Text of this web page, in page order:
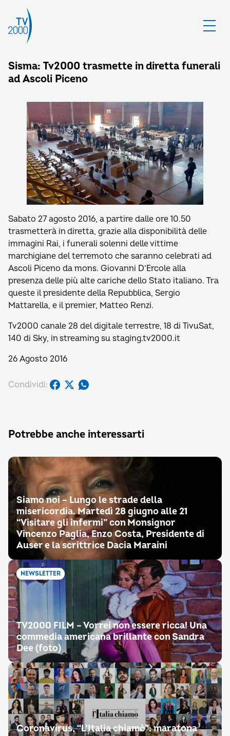
Sisma: Tv2000 trasmette in diretta funerali
ad Ascoli Piceno
Sabato 27 agosto 2016, a partire dalle ore 10.50
trasmetterà in diretta, grazie alla disponibilità delle
immagini Rai, i funerali solenni delle vittime
marchigiane del terremoto che saranno celebrati ad
Ascoli Piceno da mons. Giovanni D’Ercole alla
presenza delle più alte cariche dello Stato italiano. Tra
queste il presidente della Repubblica, Sergio
Mattarella, e il premier, Matteo Renzi.
Tv2000 canale 28 del digitale terrestre, 18 di TivuSat,
140 di Sky, in streaming su staging.tv2000.it
26 Agosto 2016
Condividi:
Potrebbe anche interessarti
Siamo noi – Lungo le strade della
misericordia. Martedì 28 giugno alle 21
“Visitare gli infermi” con Monsignor
Vincenzo Paglia, Enzo Costa, Presidente di
Auser e la scrittrice Dacia Maraini
NEWSLETTER
TV2000 FILM – Vorrei non essere ricca! Una
commedia americana brillante con Sandra
Dee (foto)
Coronavirus, “L’Italia chiamò”: maratona